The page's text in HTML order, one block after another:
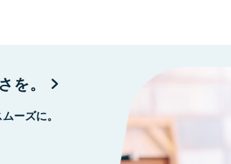
を。
ーズに。